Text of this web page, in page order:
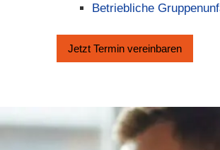
Betriebliche
Jetzt Termin ver­ein­baren